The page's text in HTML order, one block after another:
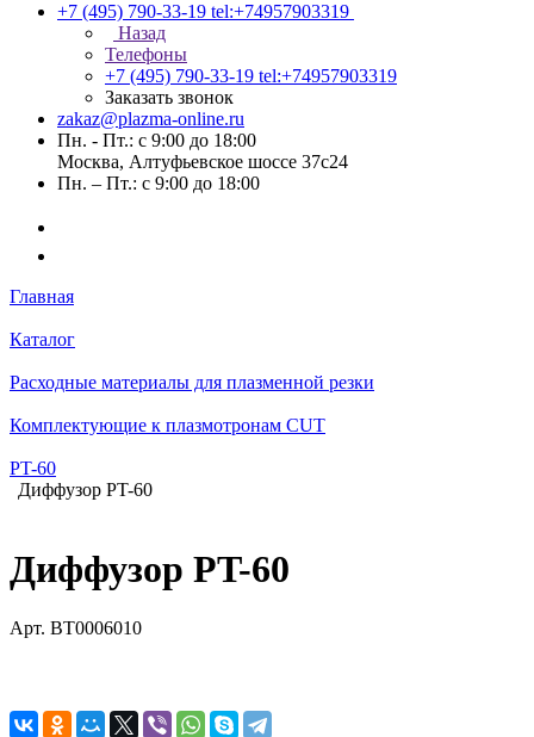
+7 (495) 790-33-19 tel:+74957903319
Назад
Телефоны
+7 (495) 790-33-19 tel:+74957903319
Заказать звонок
zakaz@plazma-online.ru
Пн. - Пт.: с 9:00 до 18:00
Москва, Алтуфьевское шоссе 37с24
Пн. – Пт.: с 9:00 до 18:00
Главная
Каталог
Расходные материалы для плазменной резки
Комплектующие к плазмотронам CUT
PT-60
Диффузор PT-60
Диффузор PT-60
Арт. BT0006010